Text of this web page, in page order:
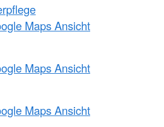
Maps Ansicht
Maps Ansicht
Maps Ansicht